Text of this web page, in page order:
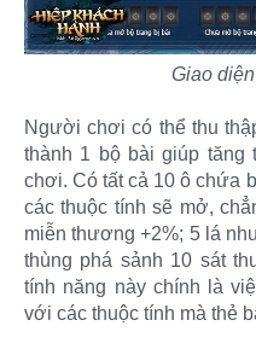
Giao
Người chơi có thể thu
thành 1 bộ bài giúp tăng
chơi. Có tất cả 10 ô chứa
các thuộc tính sẽ mở,
miễn thương +2%; 5 lá
thùng phá sảnh 10 sát
tính năng này chính là
với các thuộc tính mà thẻ